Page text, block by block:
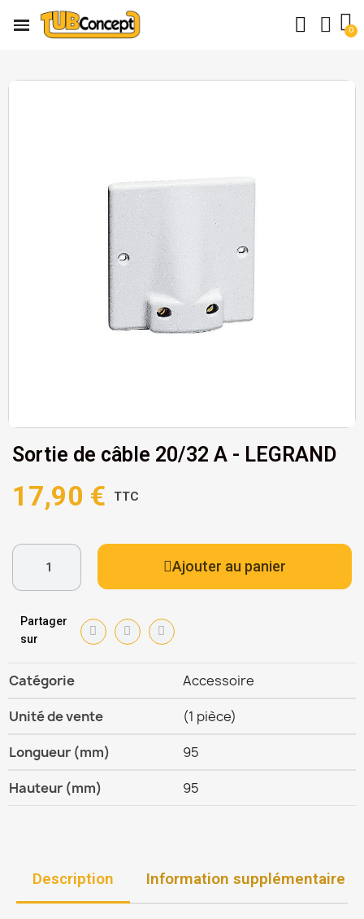
Sortie de câble 20/32 A - LEGRAND
17,90 € TTC
Ajouter au panier
Partager
sur
Catégorie
Accessoire
Unité de vente
(1 pièce)
Longueur (mm)
95
Hauteur (mm)
95
Description Information supplémentaire